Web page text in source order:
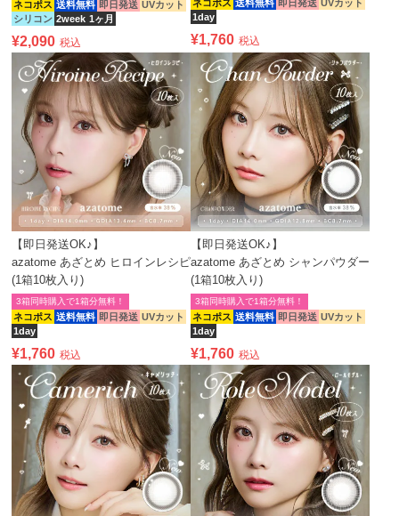
ネコポス 送料無料 即日発送 UVカット
シリコン 2week 1ヶ月
¥2,090 税込
ネコポス 送料無料 即日発送 UVカット
1day
¥1,760 税込
【即日発送OK♪】
azatome あざとめ ヒロインレシピ
(1箱10枚入り)
ネコポス 送料無料 即日発送 UVカット
1day
3箱同時購入で1箱分無料！
¥1,760 税込
【即日発送OK♪】
azatome あざとめ シャンパウダー
(1箱10枚入り)
ネコポス 送料無料 即日発送 UVカット
1day
3箱同時購入で1箱分無料！
¥1,760 税込